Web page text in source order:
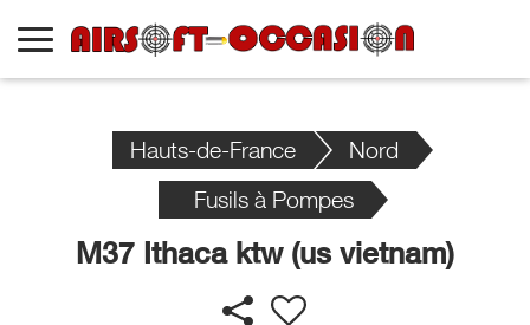
Hauts-de-France
Nord
Fusils à Pompes
M37 Ithaca ktw (us vietnam)